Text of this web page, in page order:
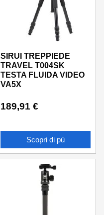
SIRUI TREPPIEDE
TRAVEL T004SK
TESTA FLUIDA VIDEO
VA5X
189,91 €
Scopri di pù